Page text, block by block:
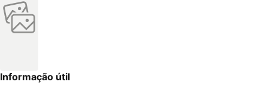
Informação útil